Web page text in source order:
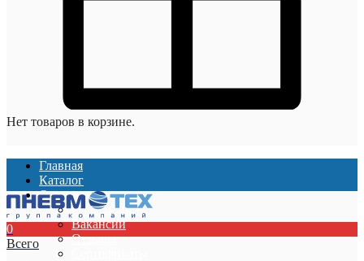
Нет товаров в корзине.
Главная
Каталог
О компании
О компании
Вакансии
Отзывы
0
Всего